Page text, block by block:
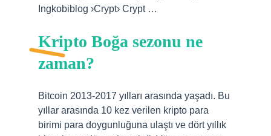
Ingkobiblog ›Crypt› Crypt …
Kripto Boğa sezonu ne
zaman?
Bitcoin 2013-2017 yılları arasında yaşadı. Bu
yıllar arasında 10 kez verilen kripto para
birimi para doygunluğuna ulaştı ve dört yıllık